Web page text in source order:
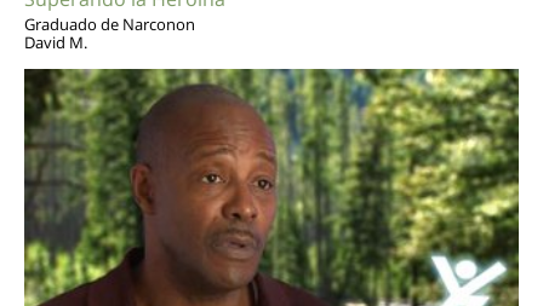
Graduado de Narconon
David M.